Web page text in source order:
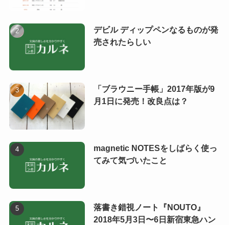
デビル ディップペンなるものが発
売されたらしい
「ブラウニー手帳」2017年版が9
月1日に発売！改良点は？
magnetic NOTESをしばらく使っ
てみて気づいたこと
落書き錯視ノート『NOUTO』
2018年5月3日〜6日新宿東急ハン